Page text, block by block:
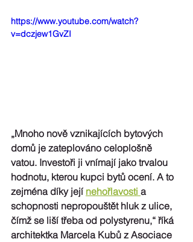
https://www.youtube.com/watch?
v=dczjew1GvZI
„Mnoho nově vznikajících bytových
domů je zateplováno celoplošně
vatou. Investoři ji vnímají jako trvalou
hodnotu, kterou kupci bytů ocení. A to
zejména díky její nehořlavosti a
schopnosti nepropouštět hluk z ulice,
čímž se liší třeba od polystyrenu,“ říká
architektka Marcela Kubů z Asociace